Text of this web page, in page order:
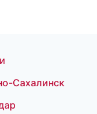
Сахалинск